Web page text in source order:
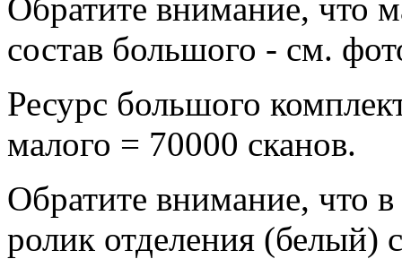
Обратите внимание, что
состав большого - см.
Ресурс большого
малого = 70000 сканов.
Обратите внимание, что
ролик отделения (белый)